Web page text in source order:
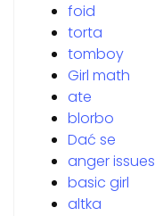
foid
torta
tomboy
Girl math
ate
blorbo
Dać se
anger issues
basic girl
altka